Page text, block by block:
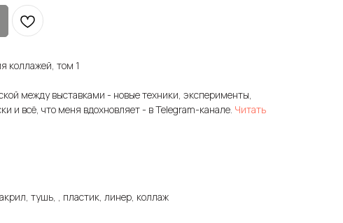
коллажей, том 1
между выставками - новые техники, эксперименты,
и всё, что меня вдохновляет - в Telegram-канале. Читать
тушь, , пластик, линер, коллаж